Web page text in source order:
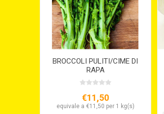
BROCCOLI PULITI/CIME DI
RAPA
€11,50
equivale a €11,50 per 1 kg(s)